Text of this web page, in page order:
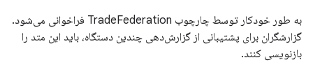
به طور خودکار توسط چارچوب TradeFederation فراخوانی می‌شود.
گزارشگران برای پشتیبانی از گزارش‌دهی چندین دستگاه، باید این متد را
بازنویسی کنند.